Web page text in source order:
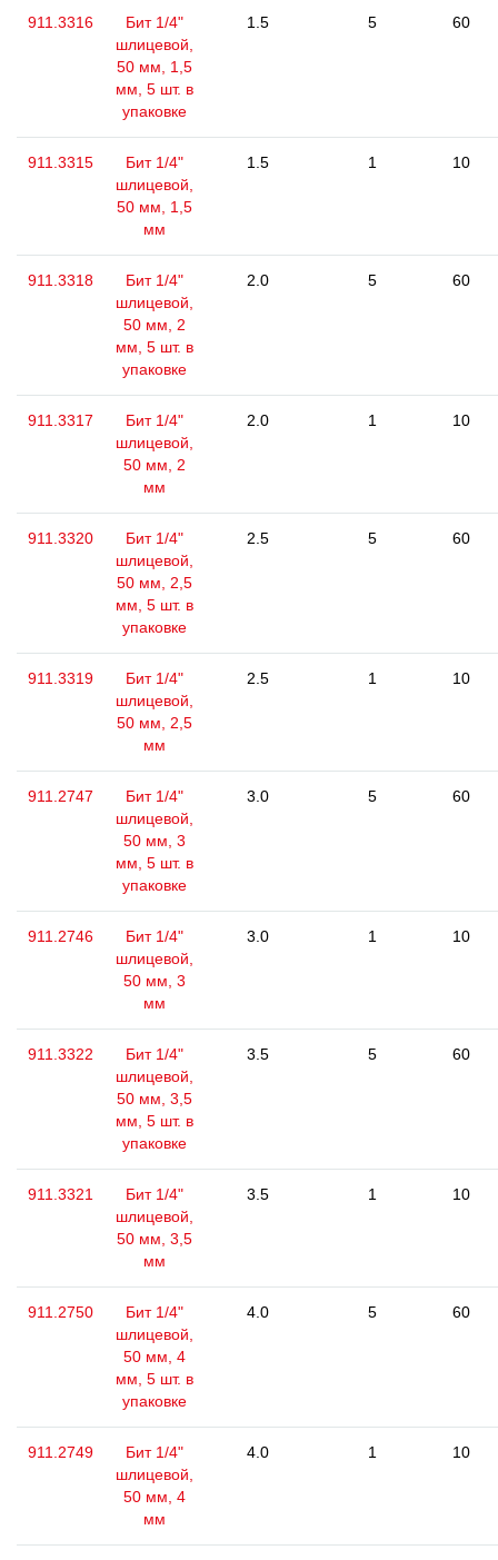
911.3316
Бит 1/4"
шлицевой,
50 мм, 1,5
мм, 5 шт. в
упаковке
1.5 5 60
911.3315
Бит 1/4"
шлицевой,
50 мм, 1,5
мм
1.5 1 10
911.3318
Бит 1/4"
шлицевой,
50 мм, 2
мм, 5 шт. в
упаковке
2.0 5 60
911.3317
Бит 1/4"
шлицевой,
50 мм, 2
мм
2.0 1 10
911.3320
Бит 1/4"
шлицевой,
50 мм, 2,5
мм, 5 шт. в
упаковке
2.5 5 60
911.3319
Бит 1/4"
шлицевой,
50 мм, 2,5
мм
2.5 1 10
911.2747
Бит 1/4"
шлицевой,
50 мм, 3
мм, 5 шт. в
упаковке
3.0 5 60
911.2746
Бит 1/4"
шлицевой,
50 мм, 3
мм
3.0 1 10
911.3322
Бит 1/4"
шлицевой,
50 мм, 3,5
мм, 5 шт. в
упаковке
3.5 5 60
911.3321
Бит 1/4"
шлицевой,
50 мм, 3,5
мм
3.5 1 10
911.2750
Бит 1/4"
шлицевой,
50 мм, 4
мм, 5 шт. в
упаковке
4.0 5 60
911.2749
Бит 1/4"
шлицевой,
50 мм, 4
мм
4.0 1 10